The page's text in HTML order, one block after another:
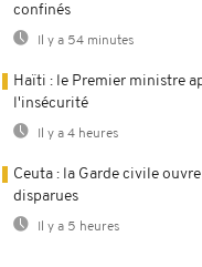
confinés
Il y a 54 minutes
Haïti : le Premier ministre
l'insécurité
Il y a 4 heures
Ceuta : la Garde civile
disparues
Il y a 5 heures